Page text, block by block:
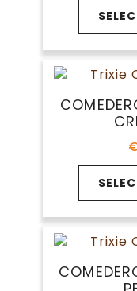
Este
tiene
pueden
elegir
la
página
de
Este
tiene